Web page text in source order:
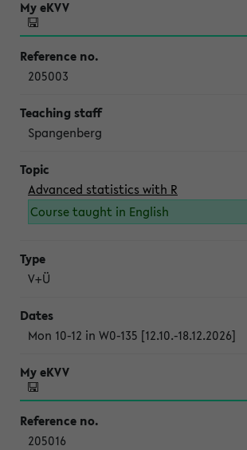
205003
Spangenberg
Advanced statistics with R
Course taught in English
V+Ü
Mon 10-12 in W0-135 [12.10.-18.12.2026]
205016